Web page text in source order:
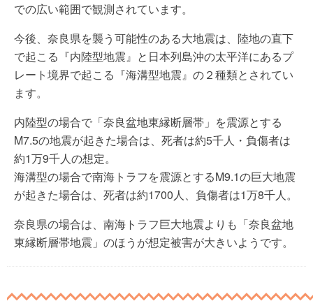
での広い範囲で観測されています。
今後、奈良県を襲う可能性のある大地震は、陸地の直下
で起こる『内陸型地震』と日本列島沖の太平洋にあるプ
レート境界で起こる『海溝型地震』の２種類とされてい
ます。
内陸型の場合で「奈良盆地東縁断層帯」を震源とする
M7.5の地震が起きた場合は、死者は約5千人・負傷者は
約1万9千人の想定。
海溝型の場合で南海トラフを震源とするM9.1の巨大地震
が起きた場合は、死者は約1700人、負傷者は1万8千人。
奈良県の場合は、南海トラフ巨大地震よりも「奈良盆地
東縁断層帯地震」のほうが想定被害が大きいようです。